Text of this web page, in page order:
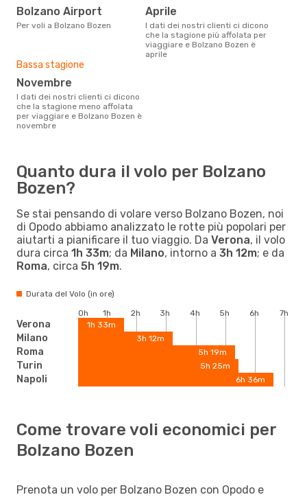
Bolzano Airport
Per voli a Bolzano Bozen
aprile
I dati dei nostri clienti ci dicono
che la stagione più affolata per
viaggiare e Bolzano Bozen è
aprile
Bassa stagione
novembre
I dati dei nostri clienti ci dicono
che la stagione meno affolata
per viaggiare e Bolzano Bozen è
novembre
Quanto dura il volo per Bolzano
Bozen?
Se stai pensando di volare verso Bolzano Bozen, noi
di Opodo abbiamo analizzato le rotte più popolari per
aiutarti a pianificare il tuo viaggio. Da Verona, il volo
dura circa 1h 33m; da Milano, intorno a 3h 12m; e da
Roma, circa 5h 19m.
Durata del Volo (in ore)
Verona
Milano
Roma
Turin
Napoli
0h 1h 2h 3h 4h 5h 6h
7h
1h 33m
3h 12m
5h 19m
5h 25m
6h 36m
Come trovare voli economici per
Bolzano Bozen
Prenota un volo per Bolzano Bozen con Opodo e